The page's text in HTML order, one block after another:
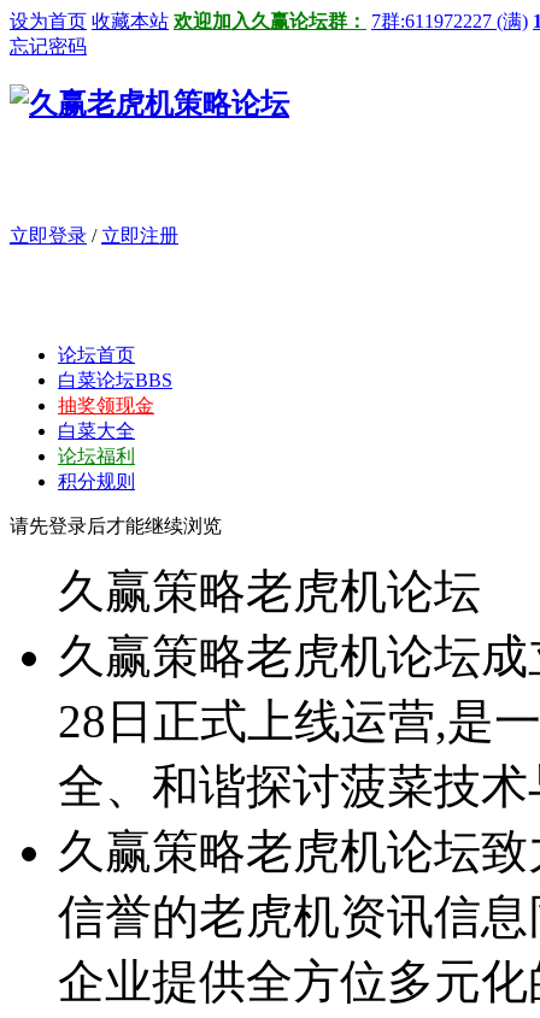
设为首页 收藏本站 欢迎加入久赢论坛群： 7群:611972227 (满)
忘记密码
立即登录 / 立即注册
论坛首页
白菜论坛BBS
抽奖领现金
白菜大全
论坛福利
积分规则
请先登录后才能继续浏览
久赢策略老虎机论坛
久赢策略老虎机论坛成
28日正式上线运营,是
全、和谐探讨菠菜技
久赢策略老虎机论坛
信誉的老虎机资讯信
企业提供全方位多元